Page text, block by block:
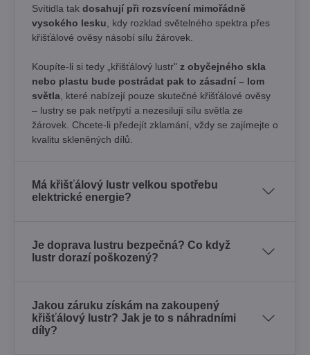
Svítidla tak dosahují při rozsvícení mimořádně
vysokého lesku , kdy rozklad světelného spektra přes
křišťálové ověsy násobí sílu žárovek. ​
Koupíte-li si tedy „křišťálový lustr" z obyčejného skla
nebo plastu bude postrádat pak to zásadní – lom
světla , které nabízejí pouze skutečné křišťálové ověsy
– lustry se pak netřpytí a nezesilují sílu světla ze
žárovek. Chcete-li předejít zklamání, vždy se zajímejte o
kvalitu skleněných dílů.
Má křišťálový lustr velkou spotřebu
elektrické energie?
Je doprava lustru bezpečná? Co když
lustr dorazí poškozený?
Jakou záruku získám na zakoupený
křišťálový lustr? Jak je to s náhradními
díly?